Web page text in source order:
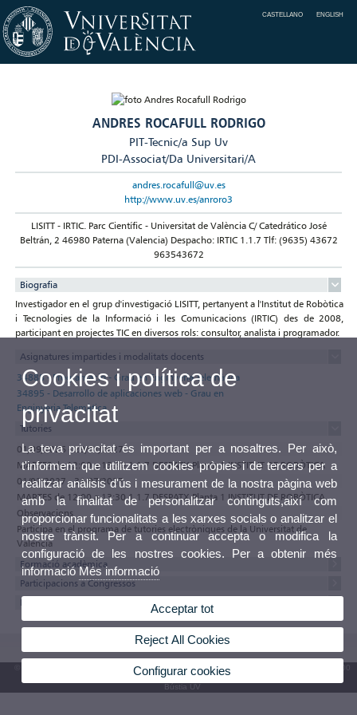
CASTELLANO ENGLISH
ANDRES ROCAFULL RODRIGO
PIT-Tecnic/a Sup Uv
PDI-Associat/Da Universitari/A
andres.rocafull@uv.es
http://www.uv.es/anroro3
LISITT - IRTIC. Parc Científic - Universitat de València C/ Catedrático José
Beltrán, 2 46980 Paterna (Valencia) Despacho: IRTIC 1.1.7 Tlf: (9635) 43672
963543672
Biografia
Investigador en el grup d'investigació LISITT, pertanyent a l'Institut de Robòtica
i Tecnologies de la Informació i les Comunicacions (IRTIC) des de 2008,
participant en projectes TIC en diversos rols: consultor, analista i programador.
Asignatures impartides i modalitats docents
34888 - Programació - Grau en Enginyeria Telemàtica
34895 - Desarrollo de aplicaciones web - Grau en
Enginyeria Telemàtica
Tutories
01/09/2026 - 29/01/2027
MARTES de 12:00 a 13:30 1.1.7 DESPATX Planta 1 INSTITUT DE ROBÒTICA
01/02/2027 - 31/07/2027
MARTES de 12:00 a 13:30 1.1.7 DESPATX Planta 1 INSTITUT DE ROBÒTICA
Observacions
Participa en el programa de tutories electròniques de la Universitat de
València
Formació acadèmica
Participacions a Congressos
Projectes
© 2026 UV. - Av. Blasco Ibáñez, 13. 46010 València. Espanya. Tel. UV: (+34) 963 86 41 00
Bústia UV
Cookies i política de
privacitat
La teva privacitat és important per a nosaltres. Per això,
t'informem que utilitzem cookies pròpies i de tercers per a
realitzar anàlisis d'ús i mesurament de la nostra pàgina web
amb la finalitat de personalitzar continguts,així com
proporcionar funcionalitats a les xarxes socials o analitzar el
nostre trànsit. Per a continuar accepta o modifica la
configuració de les nostres cookies. Per a obtenir més
informacióMés informació
Acceptar tot
Reject All Cookies
Configurar cookies